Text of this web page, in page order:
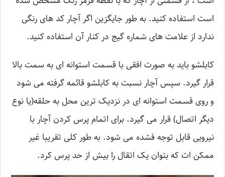
است استفاده کنید. به طور جایگزین اگر آچار کد های رنگی
ندارد از علامت های شماره گیج در کنار آن استفاده کنید.
کابلشو باید به صورت افقی با قسمت استوانه ای به سمت بالا
قرار گیرد. سپس آچار نسبت به کابلشو قائمه گرفته می شود
و روی قسمت استوانه ای در نزدیک ترین محل به حلقه(یا نوع
دیگر اتصال) قرار می گیرد. برای اتمام پرس کردن آچار با
نیرویی قابل توجه فشده می شود. به طور کلی تقریبا غیر
ممکن ات که بتوان یک اتقال را بیش از حد پرس کرد.